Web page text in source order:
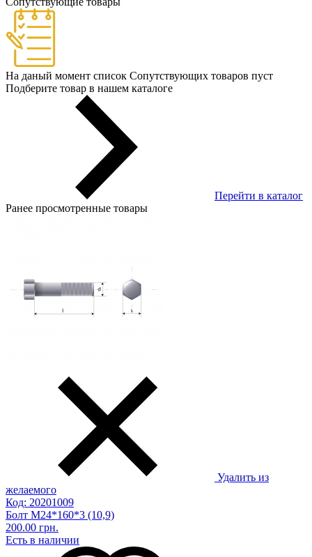
На даный момент список Сопутствующих товаров пуст
Подберите товар в нашем каталоге
Перейти в каталог
Ранее просмотренные товары
Удалить из
желаемого
Код: 20201009
Болт М24*160*3 (10,9)
200.00 грн.
Есть в наличии